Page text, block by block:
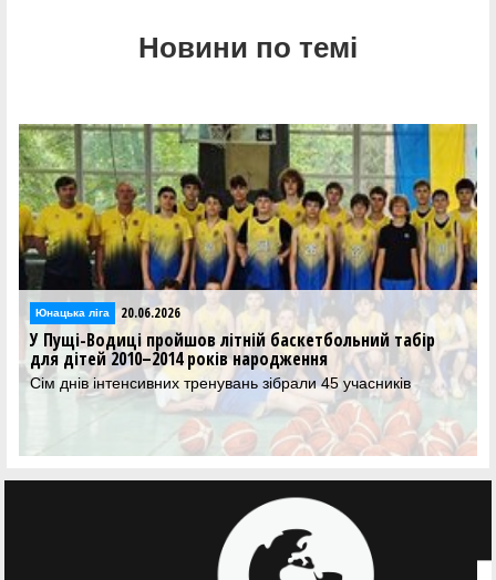
Новини по темі
Юнацька ліга 20.06.2026
У Пущі-Водиці пройшов літній баскетбольний табір
для дітей 2010–2014 років народження
Сім днів інтенсивних тренувань зібрали 45 учасників